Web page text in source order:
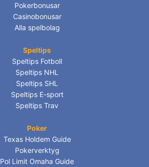
Pokerbonusar
Casinobonusar
Alla spelbolag
Speltips
Speltips Fotboll
Speltips NHL
Speltips SHL
Speltips E-sport
Speltips Trav
Poker
Texas Holdem Guide
Pokerverktyg
Pol Limit Omaha Guide